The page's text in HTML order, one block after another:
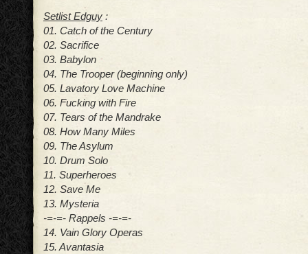
Setlist Edguy :
01. Catch of the Century
02. Sacrifice
03. Babylon
04. The Trooper (beginning only)
05. Lavatory Love Machine
06. Fucking with Fire
07. Tears of the Mandrake
08. How Many Miles
09. The Asylum
10. Drum Solo
11. Superheroes
12. Save Me
13. Mysteria
-=-=- Rappels -=-=-
14. Vain Glory Operas
15. Avantasia